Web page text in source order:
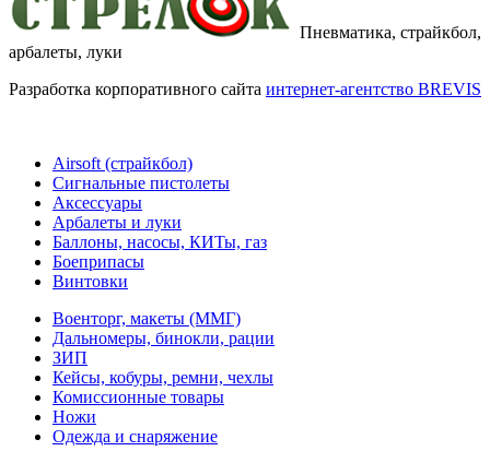
Пневматика, страйкбол,
арбалеты, луки
Разработка корпоративного сайта интернет-агентство BREVIS
Airsoft (страйкбол)
Cигнальные пистолеты
Аксессуары
Арбалеты и луки
Баллоны, насосы, КИТы, газ
Боеприпасы
Винтовки
Военторг, макеты (ММГ)
Дальномеры, бинокли, рации
ЗИП
Кейсы, кобуры, ремни, чехлы
Комиссионные товары
Ножи
Одежда и снаряжение